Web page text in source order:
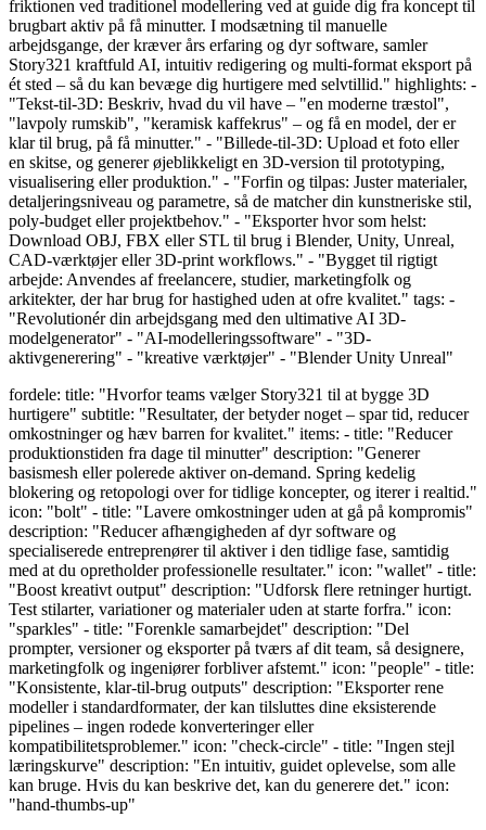
friktionen ved traditionel modellering ved at guide dig fra koncept til
brugbart aktiv på få minutter. I modsætning til manuelle
arbejdsgange, der kræver års erfaring og dyr software, samler
Story321 kraftfuld AI, intuitiv redigering og multi-format eksport på
ét sted – så du kan bevæge dig hurtigere med selvtillid." highlights: -
"Tekst-til-3D: Beskriv, hvad du vil have – "en moderne træstol",
"lavpoly rumskib", "keramisk kaffekrus" – og få en model, der er
klar til brug, på få minutter." - "Billede-til-3D: Upload et foto eller
en skitse, og generer øjeblikkeligt en 3D-version til prototyping,
visualisering eller produktion." - "Forfin og tilpas: Juster materialer,
detaljeringsniveau og parametre, så de matcher din kunstneriske stil,
poly-budget eller projektbehov." - "Eksporter hvor som helst:
Download OBJ, FBX eller STL til brug i Blender, Unity, Unreal,
CAD-værktøjer eller 3D-print workflows." - "Bygget til rigtigt
arbejde: Anvendes af freelancere, studier, marketingfolk og
arkitekter, der har brug for hastighed uden at ofre kvalitet." tags: -
"Revolutionér din arbejdsgang med den ultimative AI 3D-
modelgenerator" - "AI-modelleringssoftware" - "3D-
aktivgenerering" - "kreative værktøjer" - "Blender Unity Unreal"
fordele: title: "Hvorfor teams vælger Story321 til at bygge 3D
hurtigere" subtitle: "Resultater, der betyder noget – spar tid, reducer
omkostninger og hæv barren for kvalitet." items: - title: "Reducer
produktionstiden fra dage til minutter" description: "Generer
basismesh eller polerede aktiver on-demand. Spring kedelig
blokering og retopologi over for tidlige koncepter, og iterer i realtid."
icon: "bolt" - title: "Lavere omkostninger uden at gå på kompromis"
description: "Reducer afhængigheden af dyr software og
specialiserede entreprenører til aktiver i den tidlige fase, samtidig
med at du opretholder professionelle resultater." icon: "wallet" - title:
"Boost kreativt output" description: "Udforsk flere retninger hurtigt.
Test stilarter, variationer og materialer uden at starte forfra." icon:
"sparkles" - title: "Forenkle samarbejdet" description: "Del
prompter, versioner og eksporter på tværs af dit team, så designere,
marketingfolk og ingeniører forbliver afstemt." icon: "people" - title:
"Konsistente, klar-til-brug outputs" description: "Eksporter rene
modeller i standardformater, der kan tilsluttes dine eksisterende
pipelines – ingen rodede konverteringer eller
kompatibilitetsproblemer." icon: "check-circle" - title: "Ingen stejl
læringskurve" description: "En intuitiv, guidet oplevelse, som alle
kan bruge. Hvis du kan beskrive det, kan du generere det." icon:
"hand-thumbs-up"